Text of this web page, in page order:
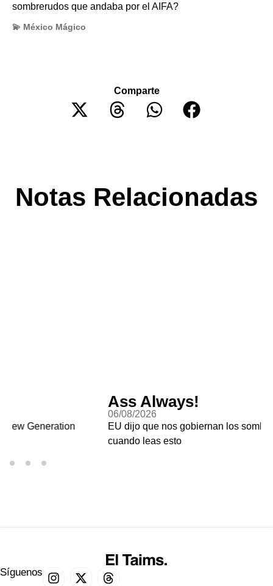
sombrerudos que andaba por el AIFA?
💫 México Mágico
Comparte
Notas Relacionadas
Ass Always!
EU dijo que nos gobiernan los sombrerudos, no importa
Síguenos